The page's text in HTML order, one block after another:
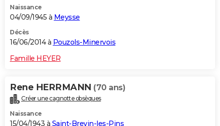
Naissance
04/09/1945 à Meysse
Décès
16/06/2014 à Pouzols-Minervois
Famille HEYER
Rene HERRMANN (70 ans)
Créer une cagnotte obsèques
Naissance
15/04/1943 à Saint-Brevin-les-Pins